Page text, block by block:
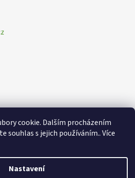
cookie. Dalším procházením
souhlas s jejich používáním.. Více
Nastavení